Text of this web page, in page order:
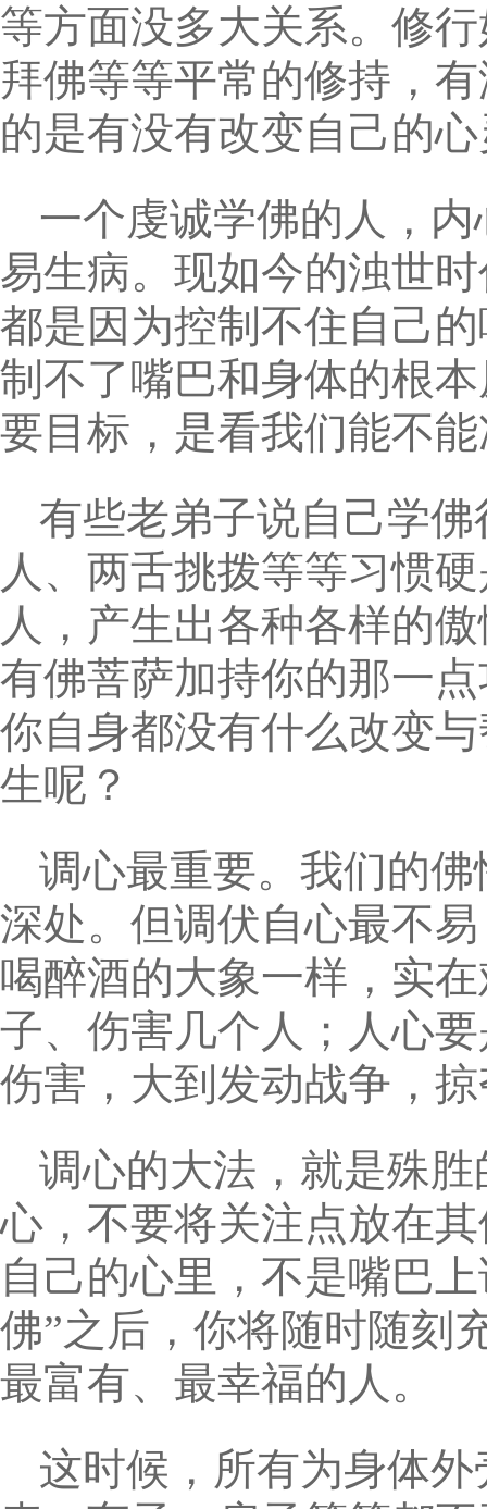
等方面没多大关系。修
拜佛等等平常的修持，
的是有没有改变自己的
一个虔诚学佛的人，
易生病。现如今的浊世
都是因为控制不住自己
制不了嘴巴和身体的根
要目标，是看我们能不
有些老弟子说自己学
人、两舌挑拨等等习惯
人，产生出各种各样的
有佛菩萨加持你的那一
你自身都没有什么改变
生呢？
调心最重要。我们的
深处。但调伏自心最不
喝醉酒的大象一样，实
子、伤害几个人；人心
伤害，大到发动战争，
调心的大法，就是殊
心，不要将关注点放在
自己的心里，不是嘴巴
佛”之后，你将随时随刻
最富有、最幸福的人。
这时候，所有为身体